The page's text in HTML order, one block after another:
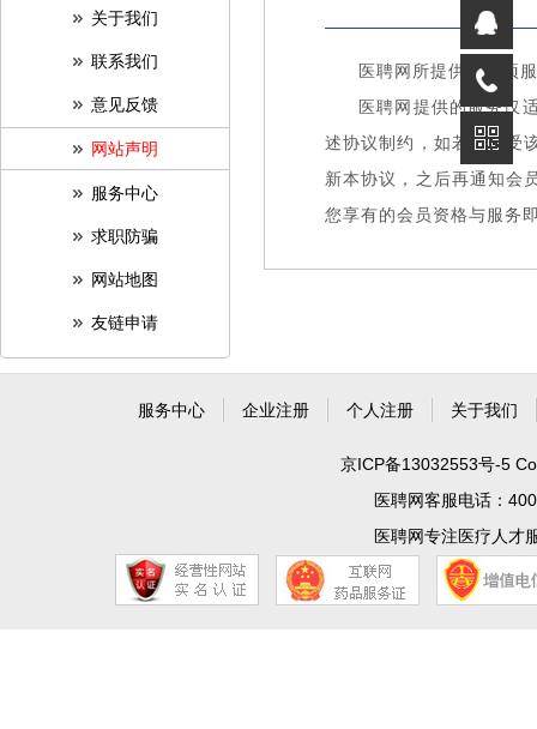
关于我们
联系我们
意见反馈
网站声明
服务中心
求职防骗
网站地图
友链申请
医聘网所提供的各项
医聘网提供的服务仅
述协议制约，如若不接受
新本协议，之后再通知会
您享有的会员资格与服务
服务中心 企业注册 个人注册 关于我们
京ICP备13032553号-5
医聘网客服电话：
医聘网专注医疗人才